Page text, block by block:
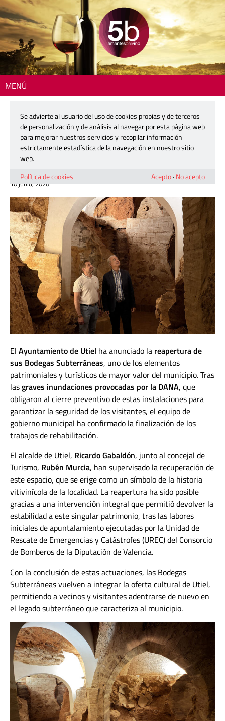
MENÚ
su joya vitivinícola bajo tierra
Utiel reabre sus Bodegas
Subterráneas y recupera su joya
vitivinícola bajo tierra
10 junio, 2026
El Ayuntamiento de Utiel ha anunciado la reapertura de
sus Bodegas Subterráneas, uno de los elementos
patrimoniales y turísticos de mayor valor del municipio. Tras
lasgraves inundaciones provocadas por la DANA, que
obligaron al cierre preventivo de estas instalaciones para
garantizar la seguridad de los visitantes, el equipo de
gobierno municipal ha confirmado la finalización de los
trabajos de rehabilitación.
El alcalde de Utiel, Ricardo Gabaldón, junto al concejal de
Turismo, Rubén Murcia, han supervisado la recuperación de
este espacio, que se erige como un símbolo de la historia
vitivinícola de la localidad. La reapertura ha sido posible
gracias a una intervención integral que permitió devolver la
estabilidad a este singular patrimonio, tras las labores
iniciales de apuntalamiento ejecutadas por la Unidad de
Rescate de Emergencias y Catástrofes (UREC) del Consorcio
de Bomberos de la Diputación de Valencia.
Con la conclusión de estas actuaciones, las Bodegas
Subterráneas vuelven a integrar la oferta cultural de Utiel,
permitiendo a vecinos y visitantes adentrarse de nuevo en
el legado subterráneo que caracteriza al municipio.
Se advierte al usuario del uso de cookies propias y de terceros
de personalización y de análisis al navegar por esta página web
para mejorar nuestros servicios y recopilar información
estrictamente estadística de la navegación en nuestro sitio
web.
Política de cookies
Acepto· No acepto